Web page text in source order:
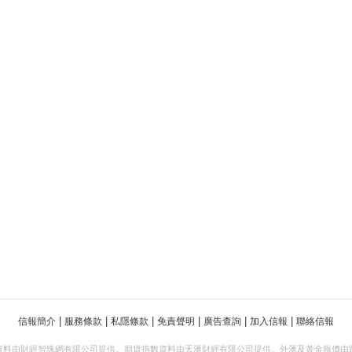
信報簡介 服務條款 私隱條款 免責聲明 廣告查詢 加入信報 聯絡信報
料由財經智珠網有限公司提供。期貨指數資料由天滙財經有限公司提供。外滙及黃金報價由